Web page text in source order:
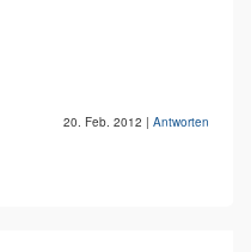
20. Feb. 2012 | Antworten